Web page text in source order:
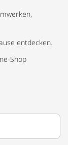
entdecken.
Shop